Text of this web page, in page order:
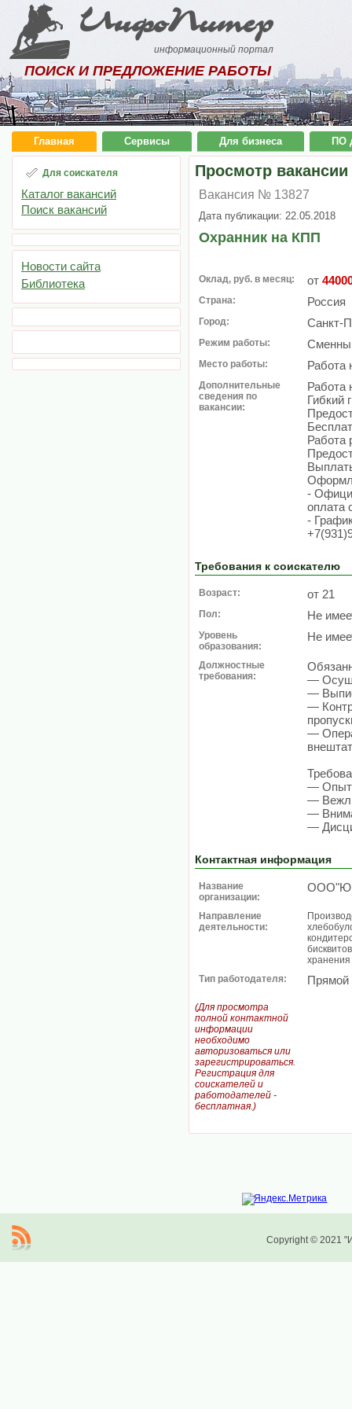
ИнфоПитер
информационный портал
ПОИСК И ПРЕДЛОЖЕНИЕ РАБОТЫ
Главная Сервисы Для бизнеса ПО
Для соискателя
Каталог вакансий
Поиск вакансий
Новости сайта
Библиотека
Просмотр вакансии
Вакансия № 13827
Дата публикации: 22.05.2018
Охранник на КПП
Оклад, руб. в месяц: от
Страна: Россия
Город: Санкт-
Режим работы:
Место работы: Работа
Дополнительные
сведения по
вакансии:
Работа
Гибкий
Работа
-
оплата
-
Требования к соискателю
Возраст: от 21
Пол: Не
Уровень
образования:
Не
Должностные
требования:
—
—
—
—
— Опыт
—
—
—
Контактная информация
Название
организации:
Направление
деятельности:
хранения
Тип работодателя:
Прямой
(Для просмотра
полной контактной
информации
необходимо
авторизоваться или
зарегистрироваться.
Регистрация для
соискателей и
работодателей -
бесплатная.)
Copyright © 2021